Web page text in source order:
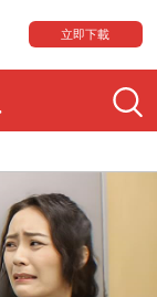
立即下載